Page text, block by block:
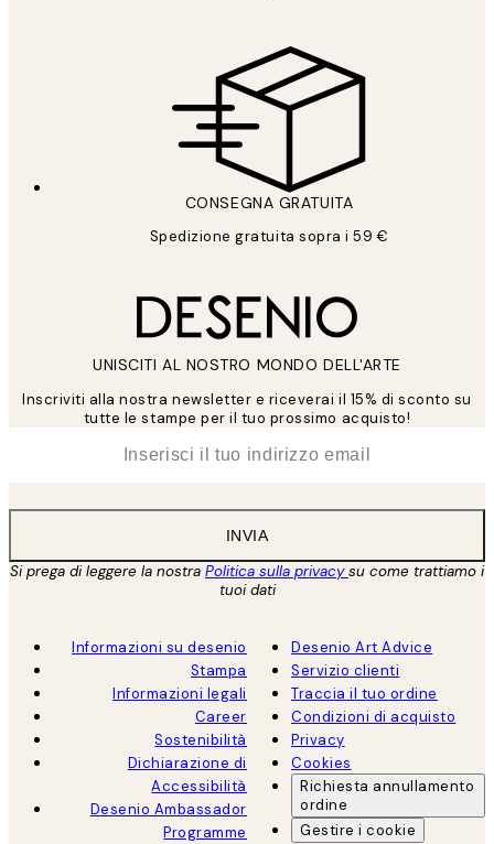
CONSEGNA GRATUITA
Spedizione gratuita sopra i 59 €
UNISCITI AL NOSTRO MONDO DELL'ARTE
Inscriviti alla nostra newsletter e riceverai il 15% di sconto su
tutte le stampe per il tuo prossimo acquisto!
INVIA
Si prega di leggere la nostra Politica sulla privacysu come trattiamo i
tuoi dati
Informazioni su desenio
Stampa
Informazioni legali
Career
Sostenibilità
Dichiarazione di
Accessibilità
Desenio Ambassador
Programme
Desenio Art Advice
Servizio clienti
Traccia il tuo ordine
Condizioni di acquisto
Privacy
Cookies
Richiesta annullamento
ordine
Gestire i cookie